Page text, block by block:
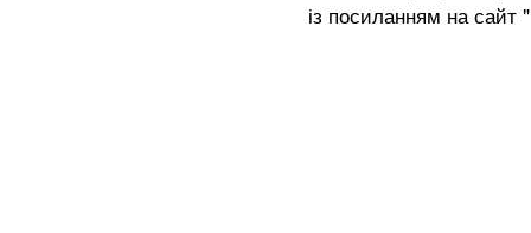
із посиланням на сайт